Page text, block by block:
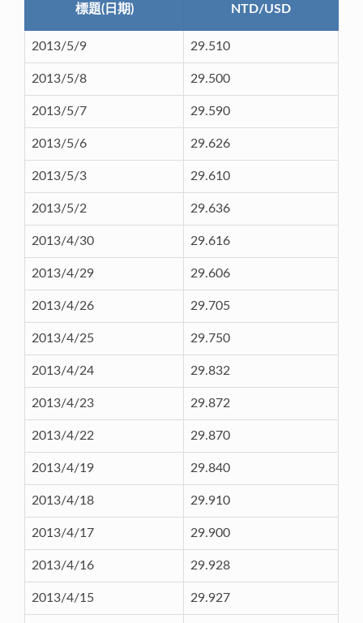
標題(日期) NTD/USD
2013/5/9 29.510
2013/5/8 29.500
2013/5/7 29.590
2013/5/6 29.626
2013/5/3 29.610
2013/5/2 29.636
2013/4/30 29.616
2013/4/29 29.606
2013/4/26 29.705
2013/4/25 29.750
2013/4/24 29.832
2013/4/23 29.872
2013/4/22 29.870
2013/4/19 29.840
2013/4/18 29.910
2013/4/17 29.900
2013/4/16 29.928
2013/4/15 29.927